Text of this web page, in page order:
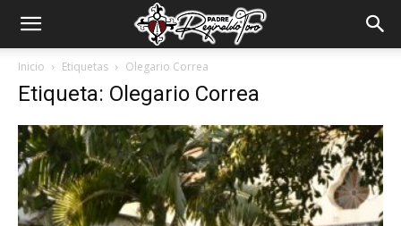
Padre
Reginaldo
Toro
Inicio Etiquetas Olegario Correa
Etiqueta: Olegario Correa